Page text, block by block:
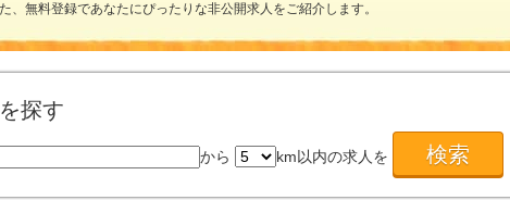
、無料登録であなたにぴったりな非公開求人をご紹介します。
探す
から km以内の求人を